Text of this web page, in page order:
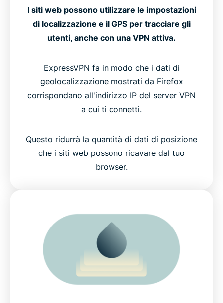
I siti web possono utilizzare le impostazioni
di localizzazione e il GPS per tracciare gli
utenti, anche con una VPN attiva.
ExpressVPN fa in modo che i dati di
geolocalizzazione mostrati da Firefox
corrispondano all'indirizzo IP del server VPN
a cui ti connetti.
Questo ridurrà la quantità di dati di posizione
che i siti web possono ricavare dal tuo
browser.